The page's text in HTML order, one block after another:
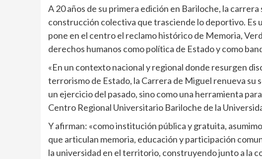
A 20 años de su primera edición en Bariloche, la
construcción colectiva que trasciende lo deportivo. Es
pone en el centro el reclamo histórico de Memoria,
derechos humanos como política de Estado y como
«En un contexto nacional y regional donde resurgen
terrorismo de Estado, la Carrera de Miguel renueva su
un ejercicio del pasado, sino como una herramienta
Centro Regional Universitario Bariloche de la
Y afirman: «como institución pública y gratuita,
que articulan memoria, educación y participación
la universidad en el territorio, construyendo junto a la